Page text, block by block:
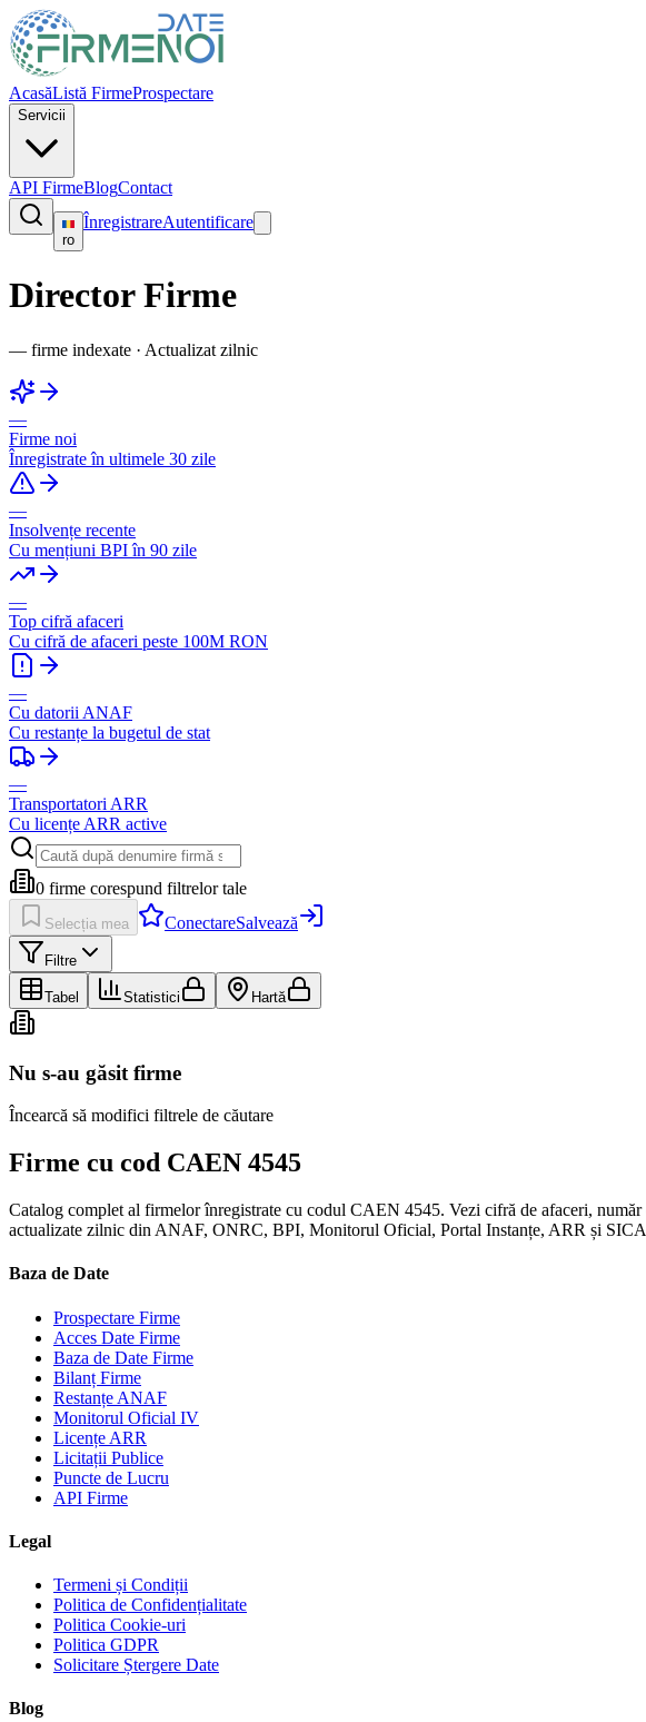
AcasăListă FirmeProspectare
Servicii
API FirmeBlogContact
ro
ÎnregistrareAutentificare
Director Firme
— firme indexate · Actualizat zilnic
—
Firme noi
Înregistrate în ultimele 30 zile
—
Insolvențe recente
Cu mențiuni BPI în 90 zile
—
Top cifră afaceri
Cu cifră de afaceri peste 100M RON
—
Cu datorii ANAF
Cu restanțe la bugetul de stat
—
Transportatori ARR
Cu licențe ARR active
0 firme corespund filtrelor tale
Selecția mea ConectareSalvează
Filtre
Tabel Statistici Hartă
Nu s-au găsit firme
Încearcă să modifici filtrele de căutare
Firme cu cod CAEN 4545
Catalog complet al firmelor înregistrate cu codul CAEN 4545. Vezi cifră de afaceri,
actualizate zilnic din ANAF, ONRC, BPI, Monitorul Oficial, Portal Instanțe, ARR și
Baza de Date
Prospectare Firme
Acces Date Firme
Baza de Date Firme
Bilanț Firme
Restanțe ANAF
Monitorul Oficial IV
Licențe ARR
Licitații Publice
Puncte de Lucru
API Firme
Legal
Termeni și Condiții
Politica de Confidențialitate
Politica Cookie-uri
Politica GDPR
Solicitare Ștergere Date
Blog